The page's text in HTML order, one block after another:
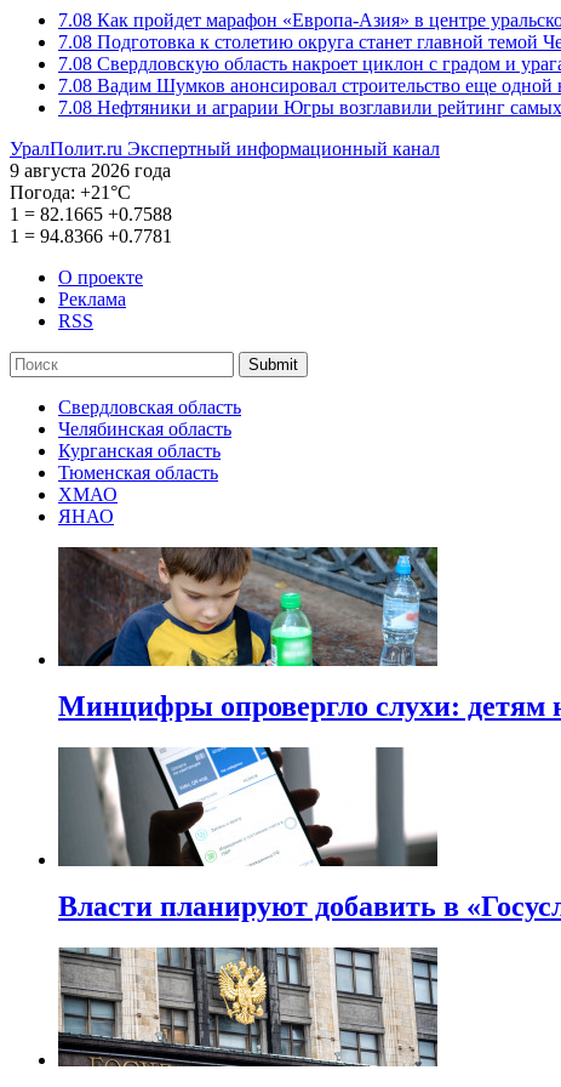
7.08 Как пройдет марафон «Европа-Азия» в центре
7.08 Подготовка к столетию округа станет главной темой
7.08 Свердловскую область накроет циклон с градом и
7.08 Вадим Шумков анонсировал строительство еще одной
7.08 Нефтяники и аграрии Югры возглавили рейтинг
УралПолит.ru Экспертный информационный канал
9 августа 2026 года
Погода: +21°С
1 = 82.1665 +0.7588
1 = 94.8366 +0.7781
О проекте
Реклама
RSS
Submit
Свердловская область
Челябинская область
Курганская область
Тюменская область
ХМАО
ЯНАО
Минцифры опровергло слухи: детям
Власти планируют добавить в